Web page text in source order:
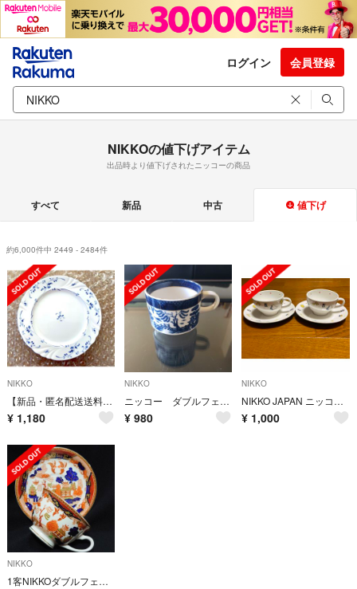
ログイン 会員登録
NIKKOの値下げアイテム
出品時より値下げされたニッコーの商品
すべて 新品 中古 値下げ
約6,000件中 2449 - 2484件
NIKKO
【新品・匿名配送送料込み】NIKKO(ニッコー)プレート 25cm
¥ 1,180
NIKKO
ニッコー ダブルフェニックス スープカップ 希少品
¥ 980
NIKKO
NIKKO JAPAN ニッコー カップ＆ソーサー 2点セット
¥ 1,000
NIKKO
1客NIKKOダブルフェニックス錦山水C&S